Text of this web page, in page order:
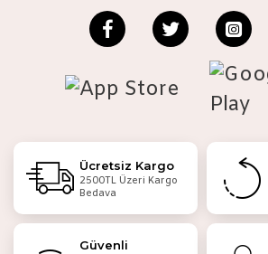
Ücretsiz Kargo
2500TL Üzeri Kargo
Bedava
Güvenli